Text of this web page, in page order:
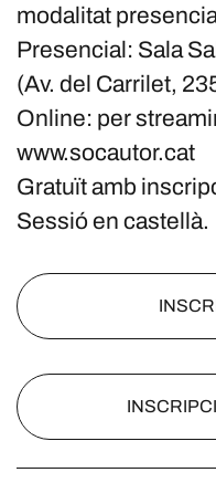
modalitat
Presencial: Sala
(Av. del Carrilet,
Online: per
www.socautor.cat
Gratuït amb
Sessió en castellà.